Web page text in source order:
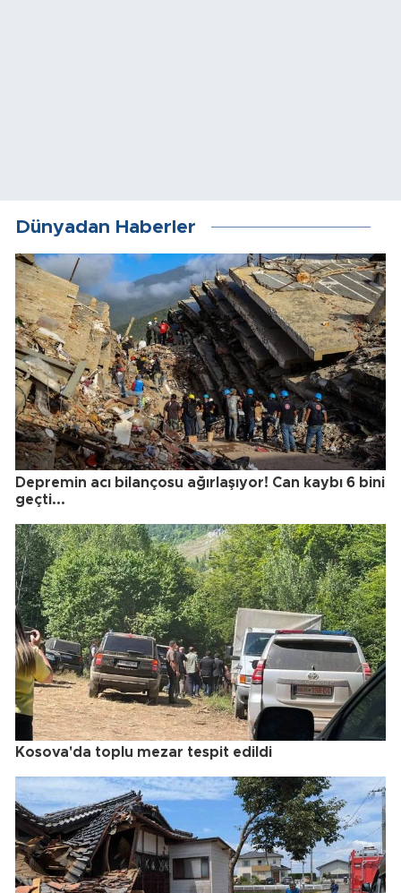
Dünyadan Haberler
Depremin acı bilançosu ağırlaşıyor! Can kaybı 6 bini
geçti...
Kosova'da toplu mezar tespit edildi